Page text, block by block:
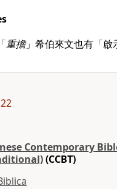
「重擔」希伯來文也有「啟
Contemporary
(CCBT)